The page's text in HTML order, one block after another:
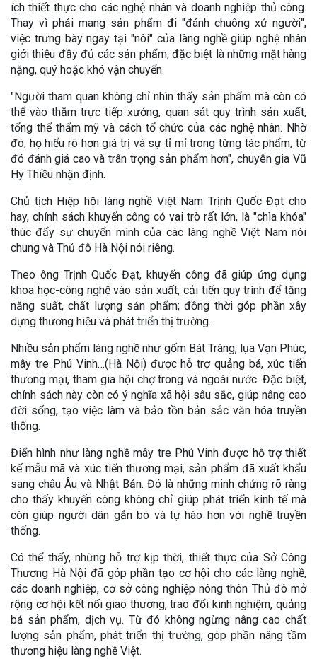
ích thiết thực cho các nghệ nhân và doanh nghiệp thủ công.
Thay vì phải mang sản phẩm đi "đánh chuông xứ người",
việc trưng bày ngay tại "nôi" của làng nghề giúp nghệ nhân
giới thiệu đầy đủ các sản phẩm, đặc biệt là những mặt hàng
nặng, quý hoặc khó vận chuyển.
"Người tham quan không chỉ nhìn thấy sản phẩm mà còn có
thể vào thăm trực tiếp xưởng, quan sát quy trình sản xuất,
tổng thể thẩm mỹ và cách tổ chức của các nghệ nhân. Nhờ
đó, họ hiểu rõ hơn giá trị và sự tỉ mỉ trong từng tác phẩm, từ
đó đánh giá cao và trân trọng sản phẩm hơn", chuyên gia Vũ
Hy Thiều nhận định.
Chủ tịch Hiệp hội làng nghề Việt Nam Trịnh Quốc Đạt cho
hay, chính sách khuyến công có vai trò rất lớn, là "chìa khóa"
thúc đẩy sự chuyển mình của các làng nghề Việt Nam nói
chung và Thủ đô Hà Nội nói riêng.
Theo ông Trịnh Quốc Đạt, khuyến công đã giúp ứng dụng
khoa học-công nghệ vào sản xuất, cải tiến quy trình để tăng
năng suất, chất lượng sản phẩm; đồng thời góp phần xây
dựng thương hiệu và phát triển thị trường.
Nhiều sản phẩm làng nghề như gốm Bát Tràng, lụa Vạn Phúc,
mây tre Phú Vinh…(Hà Nội) được hỗ trợ quảng bá, xúc tiến
thương mại, tham gia hội chợ trong và ngoài nước. Đặc biệt,
chính sách này còn có ý nghĩa xã hội sâu sắc, giúp nâng cao
đời sống, tạo việc làm và bảo tồn bản sắc văn hóa truyền
thống.
Điển hình như làng nghề mây tre Phú Vinh được hỗ trợ thiết
kế mẫu mã và xúc tiến thương mại, sản phẩm đã xuất khẩu
sang châu Âu và Nhật Bản. Đó là những minh chứng rõ ràng
cho thấy khuyến công không chỉ giúp phát triển kinh tế mà
còn giúp người dân gắn bó và tự hào hơn với nghề truyền
thống.
Có thể thấy, những hỗ trợ kịp thời, thiết thực của Sở Công
Thương Hà Nội đã góp phần tạo cơ hội cho các làng nghề,
các doanh nghiệp, cơ sở công nghiệp nông thôn Thủ đô mở
rộng cơ hội kết nối giao thương, trao đổi kinh nghiệm, quảng
bá sản phẩm, dịch vụ. Từ đó không ngừng nâng cao chất
lượng sản phẩm, phát triển thị trường, góp phần nâng tầm
thương hiệu làng nghề Việt.